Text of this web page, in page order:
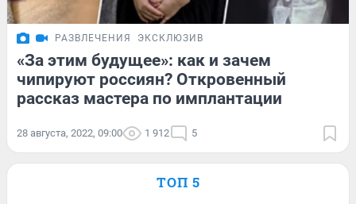
РАЗВЛЕЧЕНИЯ ЭКСКЛЮЗИВ
«За этим будущее»: как и зачем
чипируют россиян? Откровенный
рассказ мастера по имплантации
28 августа, 2022, 09:00 1 912 5
ТОП 5